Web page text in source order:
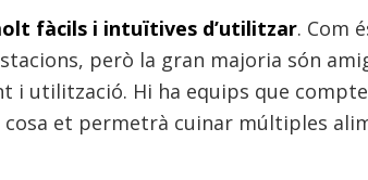
fàcils i intuïtives d’utilitzar. Com
però la gran majoria són
i utilització. Hi ha equips que
et permetrà cuinar múltiples